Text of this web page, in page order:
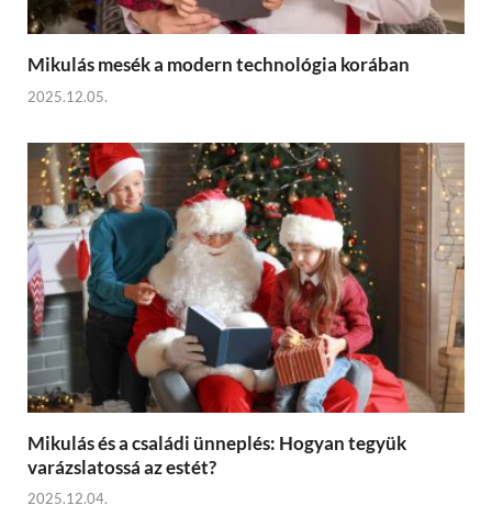
Mikulás mesék a modern technológia korában
2025.12.05.
Mikulás és a családi ünneplés: Hogyan tegyük
varázslatossá az estét?
2025.12.04.